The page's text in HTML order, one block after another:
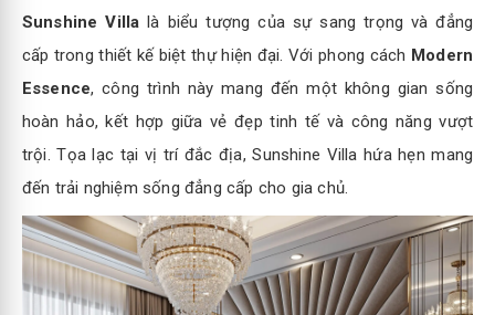
Sunshine Villa là biểu tượng của sự sang trọng và đẳng
cấp trong thiết kế biệt thự hiện đại. Với phong cách Modern
Essence, công trình này mang đến một không gian sống
hoàn hảo, kết hợp giữa vẻ đẹp tinh tế và công năng vượt
trội. Tọa lạc tại vị trí đắc địa, Sunshine Villa hứa hẹn mang
đến trải nghiệm sống đẳng cấp cho gia chủ.